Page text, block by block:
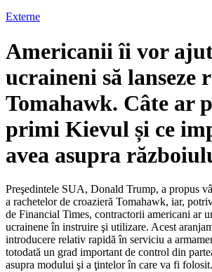
Externe
Americanii îi vor
ucraineni să lanseze
Tomahawk. Câte ar
primi Kievul și ce
avea asupra
Preşedintele SUA, Donald Trump, a propus
a rachetelor de croazieră Tomahawk, iar,
de Financial Times, contractorii americani ar
ucrainene în instruire şi utilizare. Acest
introducere relativ rapidă în serviciu a
totodată un grad important de control din
asupra modului şi a ţintelor în care va fi folosit.